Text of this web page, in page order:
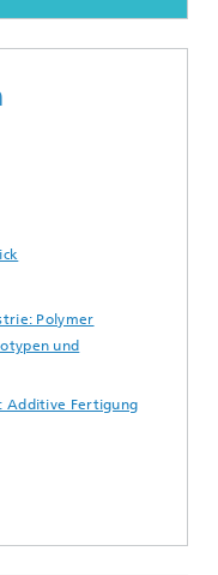
Polymer
und
Additive Fertigung